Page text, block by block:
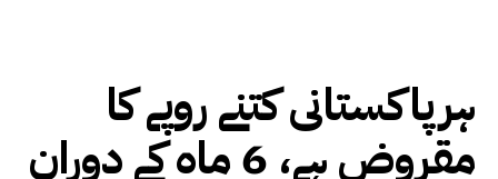
ہرپاکستانی کتنے روپے کا
مقروض ہے، 6 ماہ کے دوران